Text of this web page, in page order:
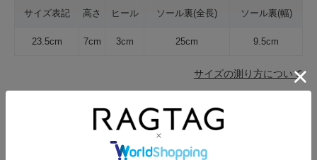
サイズ表記 高さ ヒール ソール裏(全長) ソール裏(幅)
23.5cm 7cm 3cm 25cm 9.5cm
サイズの測り方について
キャンセル・返品について
お買い物時のご利用ガイドはこちら